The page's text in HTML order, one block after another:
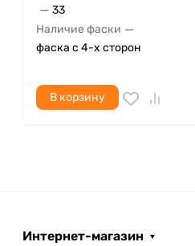
— 33
Наличие фаски —
фаска с 4-х сторон
В корзину
Интернет-магазин